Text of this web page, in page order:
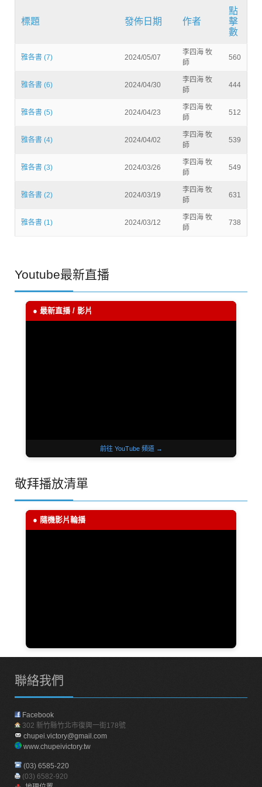
標題 發佈日期 作者
點
擊
數
雅各書 (7) 2024/05/07
李四海 牧
師
560
雅各書 (6) 2024/04/30
李四海 牧
師
444
雅各書 (5) 2024/04/23
李四海 牧
師
512
雅各書 (4) 2024/04/02
李四海 牧
師
539
雅各書 (3) 2024/03/26
李四海 牧
師
549
雅各書 (2) 2024/03/19
李四海 牧
師
631
雅各書 (1) 2024/03/12
李四海 牧
師
738
Youtube最新直播
● 最新直播 / 影片
前往 YouTube 頻道 →
敬拜播放清單
● 隨機影片輪播
聯絡我們
Facebook
302 新竹縣竹北市復興一街178號
chupei.victory@gmail.com
www.chupeivictory.tw
(03) 6585-220
(03) 6582-920